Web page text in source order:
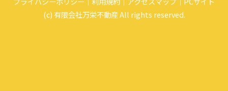
(c) 有限会社万栄不動産 All rights reserved.